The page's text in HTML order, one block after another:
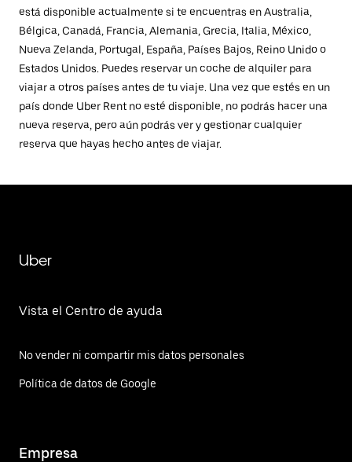
está disponible actualmente si te encuentras en Australia,
Bélgica, Canadá, Francia, Alemania, Grecia, Italia, México,
Nueva Zelanda, Portugal, España, Países Bajos, Reino Unido o
Estados Unidos. Puedes reservar un coche de alquiler para
viajar a otros países antes de tu viaje. Una vez que estés en un
país donde Uber Rent no esté disponible, no podrás hacer una
nueva reserva, pero aún podrás ver y gestionar cualquier
reserva que hayas hecho antes de viajar.
Uber
Vista el Centro de ayuda
No vender ni compartir mis datos personales
Política de datos de Google
Empresa